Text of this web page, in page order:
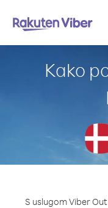
Kako
S uslugom Viber